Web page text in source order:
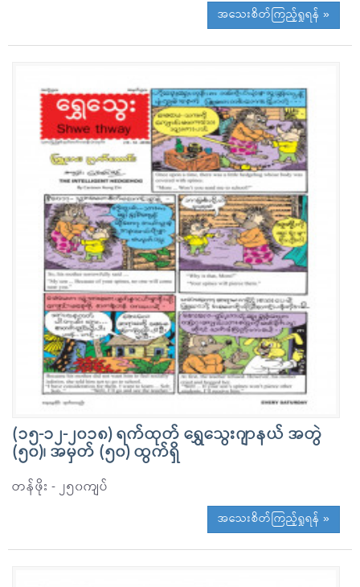
အသေးစိတ်ကြည့်ရှုရန် »
(၁၅-၁၂-၂၀၁၈) ရက်ထုတ် ရွှေသွေးဂျာနယ် အတွဲ
(၅၀)၊ အမှတ် (၅၀) ထွက်ရှိ
တန်ဖိုး - ၂၅၀ကျပ်
အသေးစိတ်ကြည့်ရှုရန် »